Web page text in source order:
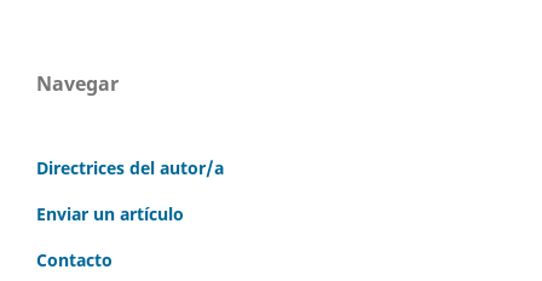
Navegar
Directrices del autor/a
Enviar un artículo
Contacto